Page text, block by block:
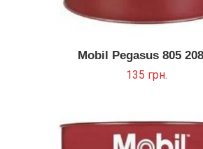
Mobil Pegasus 805
135 грн.